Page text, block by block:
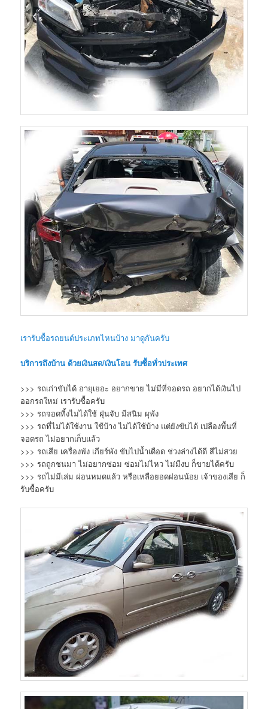
เรารับซื้อรถยนต์ประเภทไหนบ้าง มาดูกันครับ
บริการถึงบ้าน ด้วยเงินสด/เงินโอน รับซื้อทั่วประเทศ
>>> รถเก่าขับได้ อายุเยอะ อยากขาย ไม่มีที่จอดรถ อยากได้เงินไป
ออกรถใหม่ เรารับซื้อครับ
>>> รถจอดทิ้งไม่ได้ใช้ ฝุ่นจับ มีสนิม ผุพัง
>>> รถที่ไม่ได้ใช้งาน ใช้บ้าง ไม่ได้ใช้บ้าง แต่ยังขับได้ เปลืองพื้นที่
จอดรถ ไม่อยากเก็บแล้ว
>>> รถเสีย เครื่องพัง เกียร์พัง ขับไปน้ำเดือด ช่วงล่างได้ดี สีไม่สวย
>>> รถถูกชนมา ไม่อยากซ่อม ซ่อมไม่ไหว ไม่มีงบ ก็ขายได้ครับ
>>> รถไม่มีเล่ม ผ่อนหมดแล้ว หรือเหลือยอดผ่อนน้อย เจ้าของเสีย ก็
รับซื้อครับ